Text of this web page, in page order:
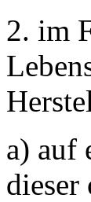
2. im
a) auf
dieser